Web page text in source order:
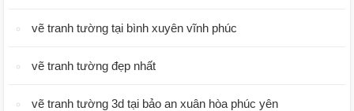
vẽ tranh tường tại bình xuyên vĩnh phúc
vẽ tranh tường đẹp nhất
vẽ tranh tường 3d tại bảo an xuân hòa phúc yên